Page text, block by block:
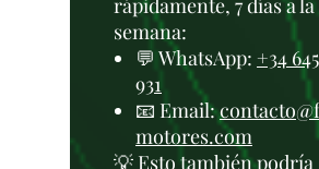
rápidamente, 7 días a la
semana:
💬 WhatsApp: +34
931
📧 Email:
motores.com
💡 Esto también podría